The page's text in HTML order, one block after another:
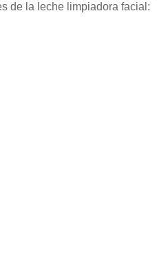
de la leche limpiadora facial: